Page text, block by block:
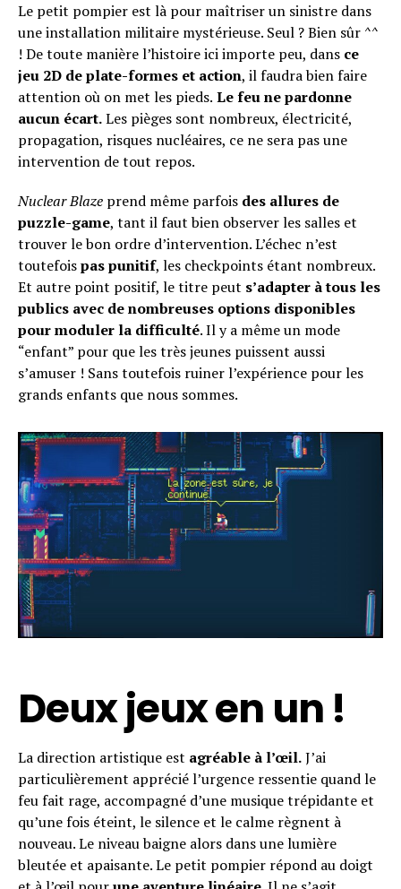
Le petit pompier est là pour maîtriser un sinistre dans
une installation militaire mystérieuse. Seul ? Bien sûr ^^
! De toute manière l’histoire ici importe peu, dans ce
jeu 2D de plate-formes et action, il faudra bien faire
attention où on met les pieds. Le feu ne pardonne
aucun écart.Les pièges sont nombreux, électricité,
propagation, risques nucléaires, ce ne sera pas une
intervention de tout repos.
Nuclear Blaze prend même parfois des allures de
puzzle-game, tant il faut bien observer les salles et
trouver le bon ordre d’intervention. L’échec n’est
toutefoispas punitif, les checkpoints étant nombreux.
Et autre point positif, le titre peut s’adapter à tous les
publics avec de nombreuses options disponibles
pour moduler la difficulté. Il y a même un mode
“enfant” pour que les très jeunes puissent aussi
s’amuser ! Sans toutefois ruiner l’expérience pour les
grands enfants que nous sommes.
Deux jeux en un !
La direction artistique est agréable à l’œil.J’ai
particulièrement apprécié l’urgence ressentie quand le
feu fait rage, accompagné d’une musique trépidante et
qu’une fois éteint, le silence et le calme règnent à
nouveau. Le niveau baigne alors dans une lumière
bleutée et apaisante. Le petit pompier répond au doigt